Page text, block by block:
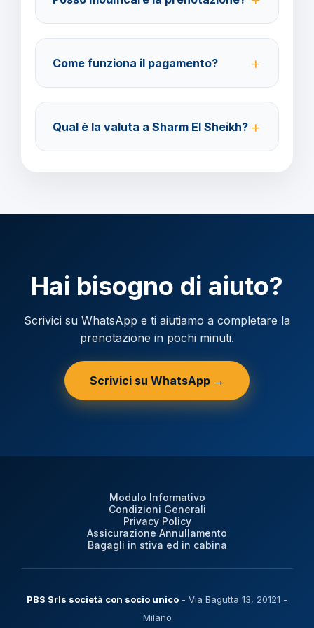
prima della partenza con un costo di 70 euro a
modifica.
Come funziona il pagamento?
Acconto del 40% alla prenotazione, saldo 30 giorni
prima della partenza.
Qual è la valuta a Sharm El Sheikh?
Hai bisogno di aiuto?
Scrivici su WhatsApp e ti aiutiamo a completare la
prenotazione in pochi minuti.
Scrivici su WhatsApp →
Modulo Informativo
Condizioni Generali
Privacy Policy
Assicurazione Annullamento
Bagagli in stiva ed in cabina
PBS Srls società con socio unico - Via Bagutta 13, 20121 -
Milano